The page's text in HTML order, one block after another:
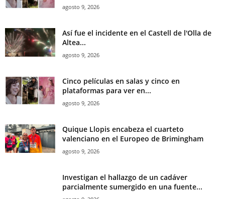
agosto 9, 2026
Así fue el incidente en el Castell de l'Olla de
Altea...
agosto 9, 2026
Cinco películas en salas y cinco en
plataformas para ver en...
agosto 9, 2026
Quique Llopis encabeza el cuarteto
valenciano en el Europeo de Brimingham
agosto 9, 2026
Investigan el hallazgo de un cadáver
parcialmente sumergido en una fuente...